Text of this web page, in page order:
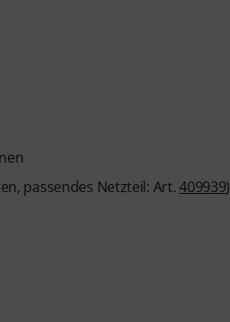
passendes Netzteil: Art.409939)